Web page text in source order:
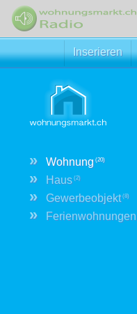
Inserieren
» Wohnung (20)
» Haus (2)
» Gewerbeobjekt(8)
» Ferienwohnungen